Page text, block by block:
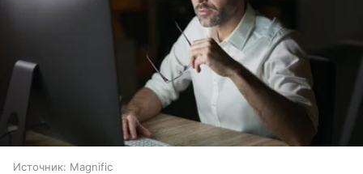
Источник: Magnific